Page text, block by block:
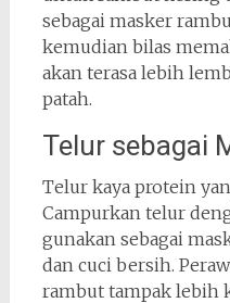
sebagai masker
kemudian bilas
akan terasa lebih
patah.
Telur sebagai
Telur kaya protein
Campurkan telur
gunakan sebagai
dan cuci bersih.
rambut tampak lebih